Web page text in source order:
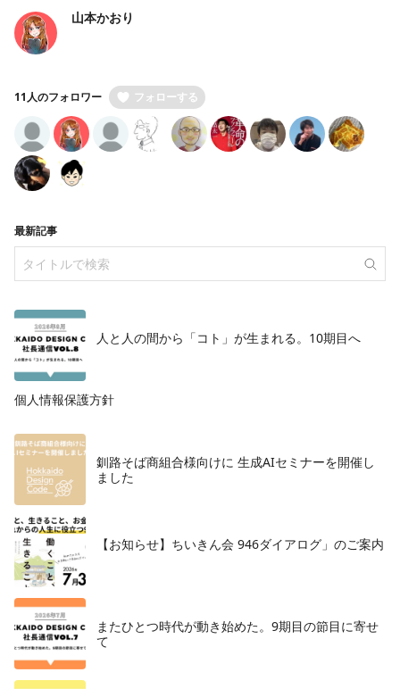
山本かおり
11人のフォロワー フォローする
最新記事
人と人の間から「コト」が生まれる。10期目へ
個人情報保護方針
釧路そば商組合様向けに 生成AIセミナーを開催し
ました
【お知らせ】ちいきん会 946ダイアログ」のご案内
またひとつ時代が動き始めた。9期目の節目に寄せ
て